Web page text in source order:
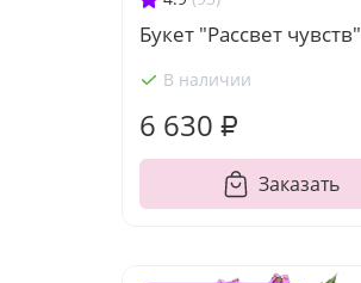
Букет "Рассвет чувств"
В наличии
6 630 ₽
Заказать